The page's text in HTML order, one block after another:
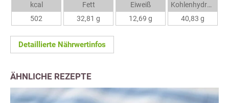
kcal
502
Fett
32,81 g
Eiweiß
12,69 g
Kohlenhydrate
40,83 g
Detaillierte Nährwertinfos
ÄHNLICHE REZEPTE